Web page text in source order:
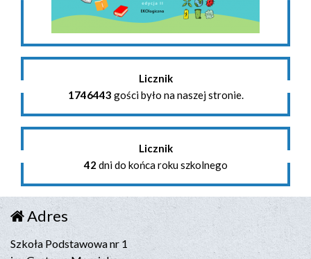
Licznik
1746443 gości było na naszej stronie.
Licznik
42 dni do końca roku szkolnego
Adres
Szkoła Podstawowa nr 1